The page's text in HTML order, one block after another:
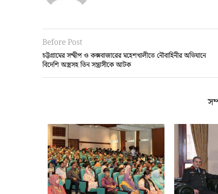
চট্টগ্রামের সন্দ্বীপ ও কক্সবাজারের মহেশখালীতে নৌবাহিনীর অভিযানে
বিদেশি অস্ত্রসহ তিন সন্ত্রাসীকে আটক